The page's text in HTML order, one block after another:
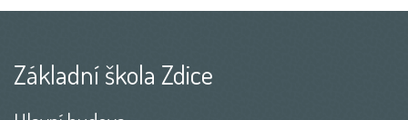
Základní škola Zdice